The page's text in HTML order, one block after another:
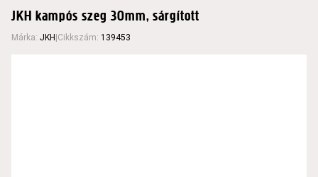
JKH kampós szeg 30mm, sárgított
Márka: JKH Cikkszám: 139453